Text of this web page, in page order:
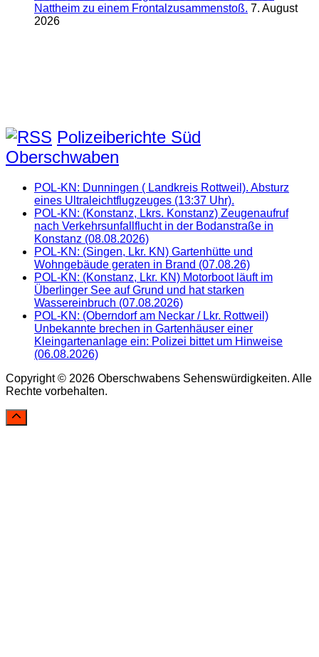
Nattheim zu einem Frontalzusammenstoß. 7. August
2026
Polizeiberichte Süd
Oberschwaben
POL-KN: Dunningen ( Landkreis Rottweil). Absturz
eines Ultraleichtflugzeuges (13:37 Uhr).
POL-KN: (Konstanz, Lkrs. Konstanz) Zeugenaufruf
nach Verkehrsunfallflucht in der Bodanstraße in
Konstanz (08.08.2026)
POL-KN: (Singen, Lkr. KN) Gartenhütte und
Wohngebäude geraten in Brand (07.08.26)
POL-KN: (Konstanz, Lkr. KN) Motorboot läuft im
Überlinger See auf Grund und hat starken
Wassereinbruch (07.08.2026)
POL-KN: (Oberndorf am Neckar / Lkr. Rottweil)
Unbekannte brechen in Gartenhäuser einer
Kleingartenanlage ein: Polizei bittet um Hinweise
(06.08.2026)
Copyright © 2026 Oberschwabens Sehenswürdigkeiten. Alle
Rechte vorbehalten.